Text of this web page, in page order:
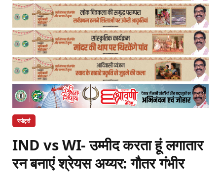
स्पोर्ट्स
IND vs WI- उम्मीद करता हूं लगातार
रन बनाएं श्रेयस अय्यर: गौतर गंभीर